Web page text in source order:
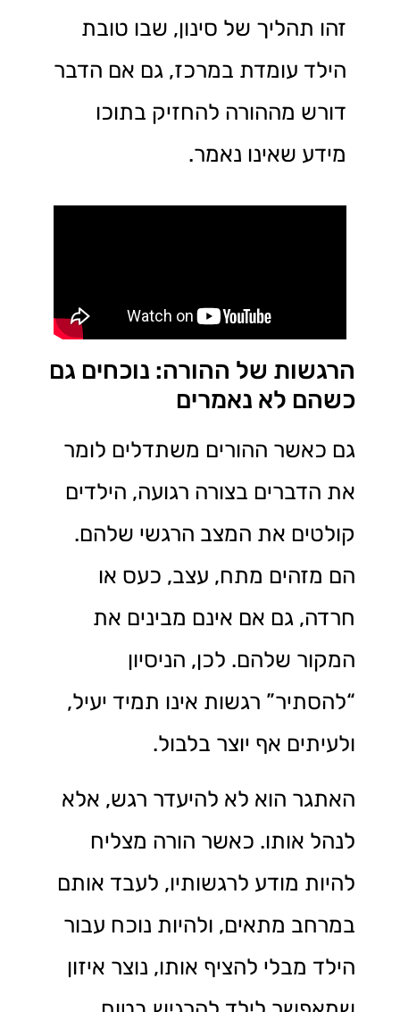
זהו תהליך של סינון, שבו טובת
הילד עומדת במרכז, גם אם הדבר
דורש מההורה להחזיק בתוכו
מידע שאינו נאמר.
הרגשות של ההורה: נוכחים גם
כשהם לא נאמרים
גם כאשר ההורים משתדלים לומר
את הדברים בצורה רגועה, הילדים
קולטים את המצב הרגשי שלהם.
הם מזהים מתח, עצב, כעס או
חרדה, גם אם אינם מבינים את
המקור שלהם. לכן, הניסיון
“להסתיר” רגשות אינו תמיד יעיל,
ולעיתים אף יוצר בלבול.
האתגר הוא לא להיעדר רגש, אלא
לנהל אותו. כאשר הורה מצליח
להיות מודע לרגשותיו, לעבד אותם
במרחב מתאים, ולהיות נוכח עבור
הילד מבלי להציף אותו, נוצר איזון